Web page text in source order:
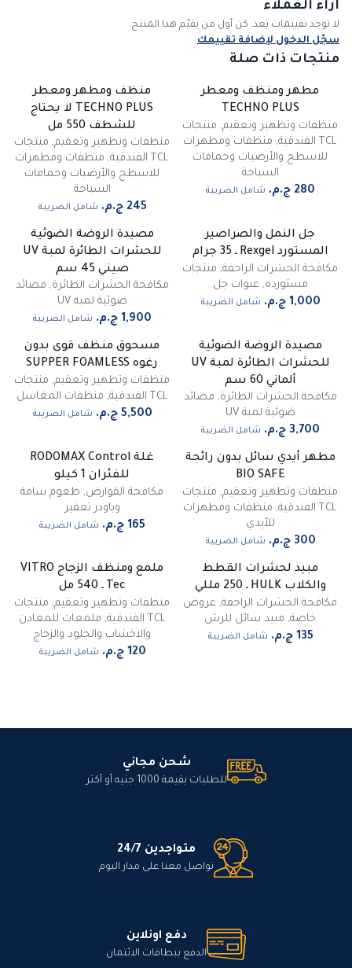
آراء العملاء
لا توجد تقييمات بعد. كن أول من يقيّم هذا المنتج.
سجّل الدخول لإضافة تقييمك
منتجات ذات صلة
مطهر ومنظف ومعطر
TECHNO PLUS
منظفات وتطهير وتعقيم, منتجات
TCL الفندقية
, منظفات ومطهرات
للاسطح والأرضيات وحمامات
السباحة
شامل الضريبة
منظف ومطهر ومعطر
TECHNO PLUS لا يحتاج
للشطف 550 مل
منظفات وتطهير وتعقيم, منتجات
TCL الفندقية
, منظفات ومطهرات
للاسطح والأرضيات وحمامات
السباحة
شامل الضريبة
غير متوفر
جل النمل والصراصير
المستورد Rexgel ـ 35 جرام
مكافحة الحشرات الزاحفة, منتجات
مستورده,عبوات جل
شامل الضريبة
مصيدة الروضة الضوئية
للحشرات الطائرة لمبة UV
صيني 45 سم
مكافحة الحشرات الطائرة, مصائد
ضوئية لمبة UV
شامل الضريبة
مصيدة الروضة الضوئية
للحشرات الطائرة لمبة UV
ألماني 60 سم
مكافحة الحشرات الطائرة, مصائد
ضوئية لمبة UV
شامل الضريبة
مسحوق منظف قوى بدون
رغوه SUPPER FOAMLESS
منظفات وتطهير وتعقيم, منتجات
TCL الفندقية
, منظفات المغاسل
شامل الضريبة
غير متوفر
مطهر أيدي سائل بدون رائحة
BIO SAFE
منظفات وتطهير وتعقيم, منتجات
TCL الفندقية
, منظفات ومطهرات
للأيدي
شامل الضريبة
غلة RODOMAX Control
للفئران 1 كيلو
مكافحة القوارض, طعوم سامة
وباودر تعفير
شامل الضريبة
مبيد لحشرات القطط
والكلاب HULK ـ 250 مللي
مكافحة الحشرات الزاحفة, عروض
خاصة, مبيد سائل للرش
شامل الضريبة
ملمع ومنظف الزجاج VITRO
Tec ـ 540 مل
منظفات وتطهير وتعقيم, منتجات
TCL الفندقية
, ملمعات للمعادن
والاخشاب والجلود والزجاج
شامل الضريبة
شحن مجاني
للطلبات بقيمة 1000 جنيه أو أكثر
متواجدين 24/7
تواصل معنا على مدار اليوم
دفع اونلاين
الدفع ببطاقات الائتمان